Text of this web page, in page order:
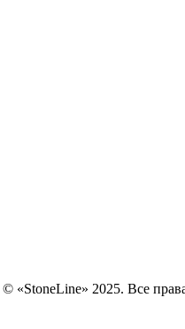
© «StoneLine» 2025. Все